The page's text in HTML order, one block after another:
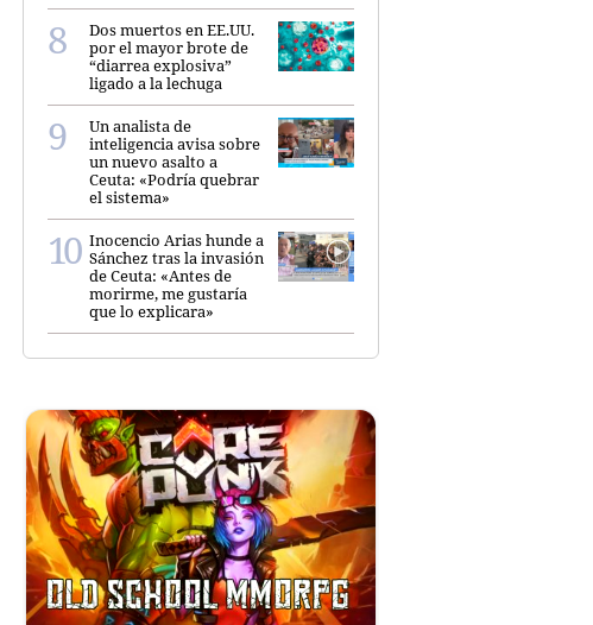
Dos muertos en EE.UU.
por el mayor brote de
“diarrea explosiva”
ligado a la lechuga
Un analista de
inteligencia avisa sobre
un nuevo asalto a
Ceuta: «Podría quebrar
el sistema»
Inocencio Arias hunde a
Sánchez tras la invasión
de Ceuta: «Antes de
morirme, me gustaría
que lo explicara»